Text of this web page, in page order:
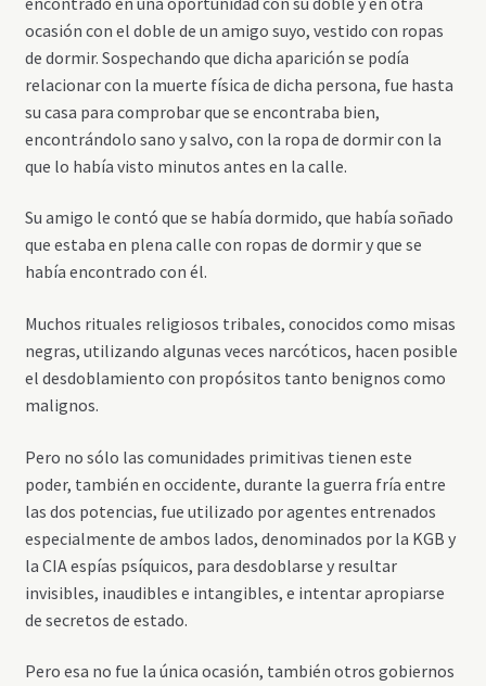
ocasión con el doble de un amigo suyo, vestido con ropas
de dormir. Sospechando que dicha aparición se podía
relacionar con la muerte física de dicha persona, fue hasta
su casa para comprobar que se encontraba bien,
encontrándolo sano y salvo, con la ropa de dormir con la
que lo había visto minutos antes en la calle.
Su amigo le contó que se había dormido, que había soñado
que estaba en plena calle con ropas de dormir y que se
había encontrado con él.
Muchos rituales religiosos tribales, conocidos como misas
negras, utilizando algunas veces narcóticos, hacen posible
el desdoblamiento con propósitos tanto benignos como
malignos.
Pero no sólo las comunidades primitivas tienen este
poder, también en occidente, durante la guerra fría entre
las dos potencias, fue utilizado por agentes entrenados
especialmente de ambos lados, denominados por la KGB y
la CIA espías psíquicos, para desdoblarse y resultar
invisibles, inaudibles e intangibles, e intentar apropiarse
de secretos de estado.
Pero esa no fue la única ocasión, también otros gobiernos